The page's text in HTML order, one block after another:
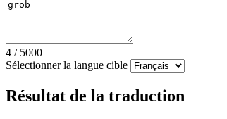
4 / 5000
Sélectionner la langue cible
Résultat de la traduction